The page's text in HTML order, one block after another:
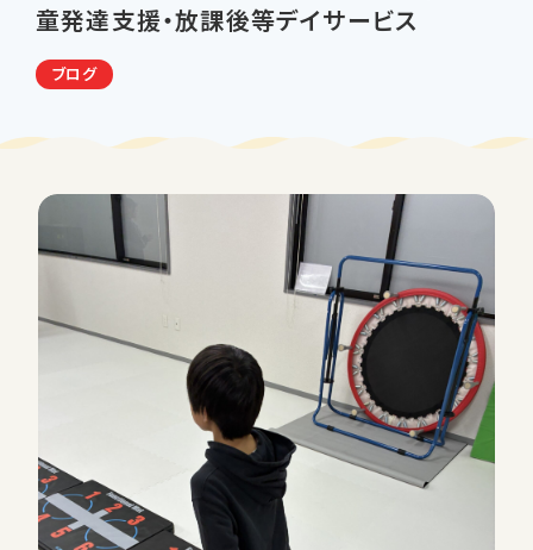
童発達支援・放課後等デイサービス
ブログ